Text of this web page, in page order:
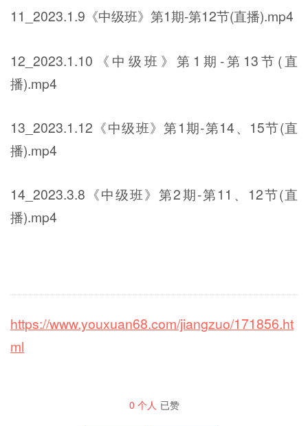
11_2023.1.9《中级班》第1期-第12节(直播).mp4
12_2023.1.10《中级班》第1期-第13节(直
播).mp4
13_2023.1.12《中级班》第1期-第14、15节(直
播).mp4
14_2023.3.8《中级班》第2期-第11、12节(直
播).mp4
https://www.youxuan68.com/jiangzuo/171856.ht
ml
0 个人 已赞